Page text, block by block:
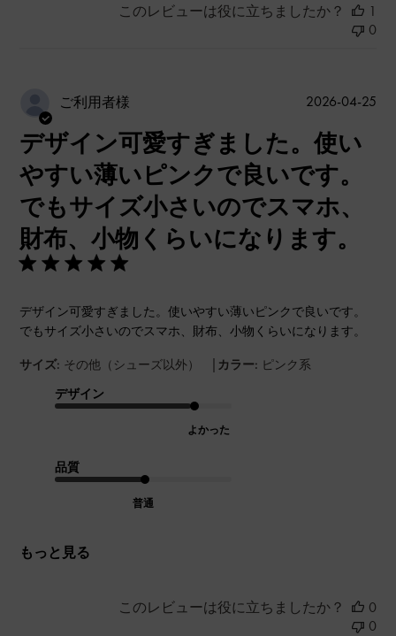
このレビューは役に立ちましたか？
1
0
ご利用者様
デザイン可愛すぎました。使い
やすい薄いピンクで良いです。
でもサイズ小さいのでスマホ、
財布、小物くらいになります。
デザイン可愛すぎました。使いやすい薄いピンクで良いです。
でもサイズ小さいのでスマホ、財布、小物くらいになります。
サイズ: その他（シューズ以外） | カラー: ピンク系
デザイン
よかった
品質
普通
もっと見る
公
2026-04-25
このレビューは役に立ちましたか？
0
0